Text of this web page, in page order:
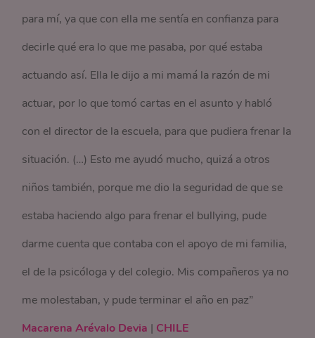
para mí, ya que con ella me sentía en confianza para
decirle qué era lo que me pasaba, por qué estaba
actuando así. Ella le dijo a mi mamá la razón de mi
actuar, por lo que tomó cartas en el asunto y habló
con el director de la escuela, para que pudiera frenar la
situación. (…) Esto me ayudó mucho, quizá a otros
niños también, porque me dio la seguridad de que se
estaba haciendo algo para frenar el bullying, pude
darme cuenta que contaba con el apoyo de mi familia,
el de la psicóloga y del colegio. Mis compañeros ya no
me molestaban, y pude terminar el año en paz”
Macarena Arévalo Devia | CHILE